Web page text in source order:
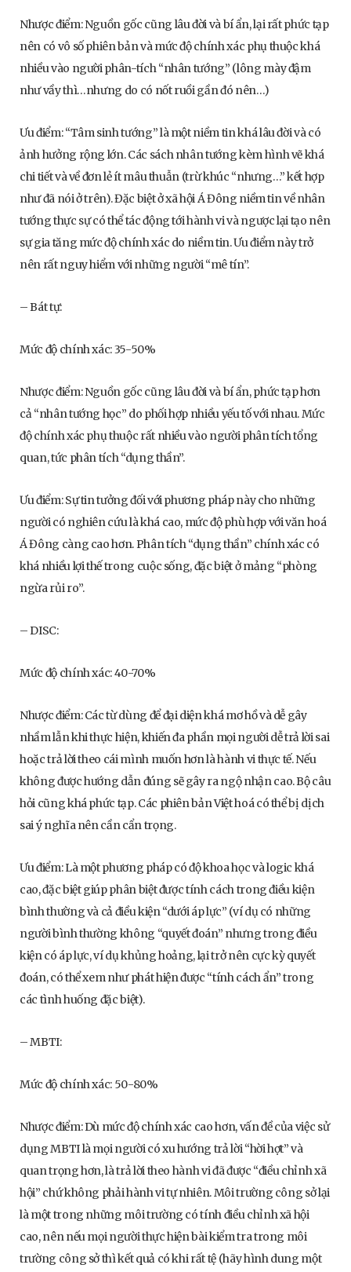
Nhược điểm: Nguồn gốc cũng lâu đời và bí ẩn, lại rất phức tạp
nên có vô số phiên bản và mức độ chính xác phụ thuộc khá
nhiều vào người phân-tích “nhân tướng” (lông mày đậm
như vầy thì…nhưng do có nốt ruồi gần đó nên…)
Ưu điểm: “Tâm sinh tướng” là một niềm tin khá lâu đời và có
ảnh hưởng rộng lớn. Các sách nhân tướng kèm hình vẽ khá
chi tiết và về đơn lẻ ít mâu thuẫn (trừ khúc “nhưng…” kết hợp
như đã nói ở trên). Đặc biệt ở xã hội Á Đông niềm tin về nhân
tướng thực sự có thể tác động tới hành vi và ngược lại tạo nên
sự gia tăng mức độ chính xác do niềm tin. Ưu điểm này trở
nên rất nguy hiểm với những người “mê tín”.
– Bát tự:
Mức độ chính xác: 35-50%
Nhược điểm: Nguồn gốc cũng lâu đời và bí ẩn, phức tạp hơn
cả “nhân tướng học” do phối hợp nhiều yếu tố với nhau. Mức
độ chính xác phụ thuộc rất nhiều vào người phân tích tổng
quan, tức phân tích “dụng thần”.
Ưu điểm: Sự tin tưởng đối với phương pháp này cho những
người có nghiên cứu là khá cao, mức độ phù hợp với văn hoá
Á Đông càng cao hơn. Phân tích “dụng thần” chính xác có
khá nhiều lợi thế trong cuộc sống, đặc biệt ở mảng “phòng
ngừa rủi ro”.
– DISC:
Mức độ chính xác: 40-70%
Nhược điểm: Các từ dùng để đại diện khá mơ hồ và dễ gây
nhầm lẫn khi thực hiện, khiến đa phần mọi người dễ trả lời sai
hoặc trả lời theo cái mình muốn hơn là hành vi thực tế. Nếu
không được hướng dẫn đúng sẽ gây ra ngộ nhận cao. Bộ câu
hỏi cũng khá phức tạp. Các phiên bản Việt hoá có thể bị dịch
sai ý nghĩa nên cần cẩn trọng.
Ưu điểm: Là một phương pháp có độ khoa học và logic khá
cao, đặc biệt giúp phân biệt được tính cách trong điều kiện
bình thường và cả điều kiện “dưới áp lực” (ví dụ có những
người bình thường không “quyết đoán” nhưng trong điều
kiện có áp lực, ví dụ khủng hoảng, lại trở nên cực kỳ quyết
đoán, có thể xem như phát hiện được “tính cách ẩn” trong
các tình huống đặc biệt).
– MBTI:
Mức độ chính xác: 50-80%
Nhược điểm: Dù mức độ chính xác cao hơn, vấn đề của việc sử
dụng MBTI là mọi người có xu hướng trả lời “hời hợt” và
quan trọng hơn, là trả lời theo hành vi đã được “điều chỉnh xã
hội” chứ không phải hành vi tự nhiên. Môi trường công sở lại
là một trong những môi trường có tính điều chỉnh xã hội
cao, nên nếu mọi người thực hiện bài kiểm tra trong môi
trường công sở thì kết quả có khi rất tệ (hãy hình dung một